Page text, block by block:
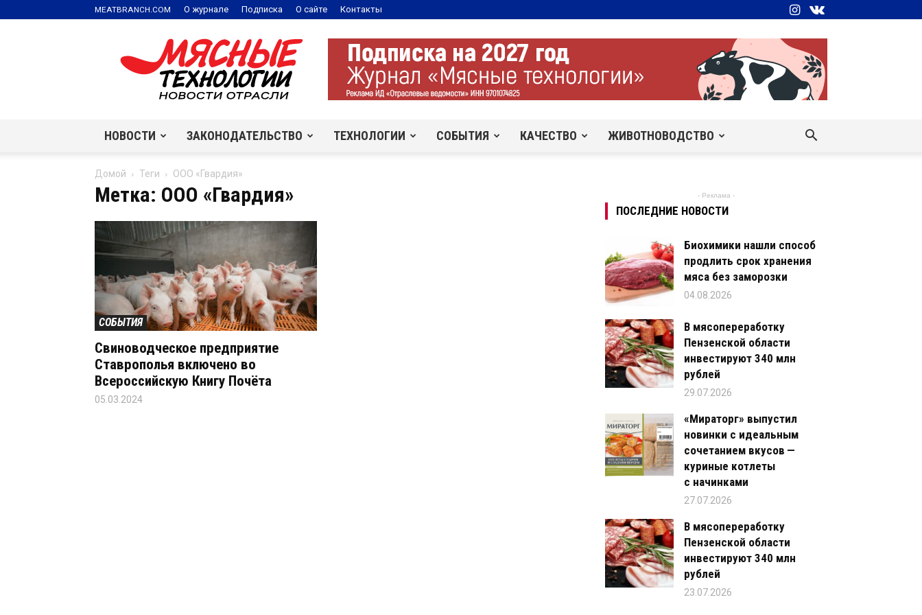
MEATBRANCH.COM О журнале Подписка О сайте Контакты
Мясные
технологии
|
Новости
отрасли
НОВОСТИ ЗАКОНОДАТЕЛЬСТВО ТЕХНОЛОГИИ СОБЫТИЯ КАЧЕСТВО ЖИВОТНОВОДСТВО
Домой Теги ООО «Гвардия»
Метка: ООО «Гвардия»
СОБЫТИЯ
Свиноводческое предприятие
Ставрополья включено во
Всероссийскую Книгу Почёта
05.03.2024
- Реклама -
ПОСЛЕДНИЕ НОВОСТИ
Биохимики нашли способ
продлить срок хранения
мяса без заморозки
04.08.2026
В мясопереработку
Пензенской области
инвестируют 340 млн
рублей
29.07.2026
«Мираторг» выпустил
новинки с идеальным
сочетанием вкусов —
куриные котлеты
с начинками
27.07.2026
В мясопереработку
Пензенской области
инвестируют 340 млн
рублей
23.07.2026